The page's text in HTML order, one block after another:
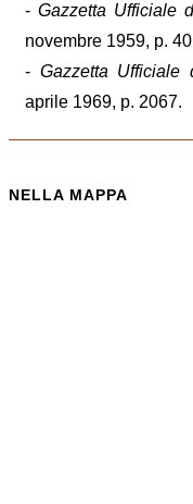
- Gazzetta Ufficiale
novembre 1959, p.
- Gazzetta Ufficiale
aprile 1969, p. 2067.
NELLA MAPPA